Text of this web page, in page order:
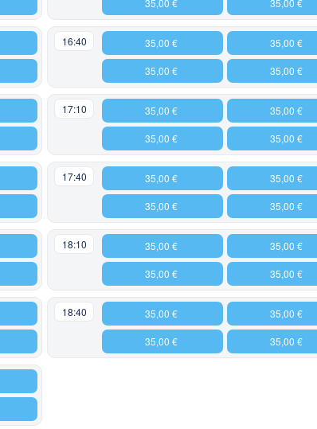
35,00 € 35,00 €
16:40 35,00 €
35,00 €
35,00 €
35,00 €
17:10 35,00 €
35,00 €
35,00 €
35,00 €
17:40 35,00 €
35,00 €
35,00 €
35,00 €
18:10 35,00 €
35,00 €
35,00 €
35,00 €
18:40 35,00 €
35,00 €
35,00 €
35,00 €